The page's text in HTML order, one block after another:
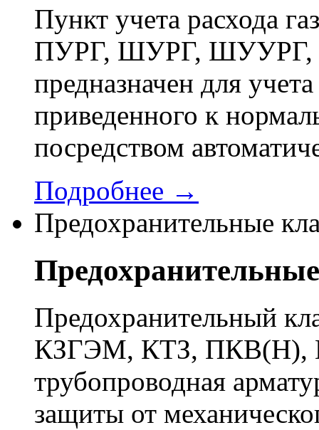
Пункт учета
ПУРГ, ШУРГ, ШУУРГ,
предназначен для
приведенного к
посредством
Подробнее →
Предохранительные
Предохранительный
КЗГЭМ, КТЗ,
трубопроводная
защиты от